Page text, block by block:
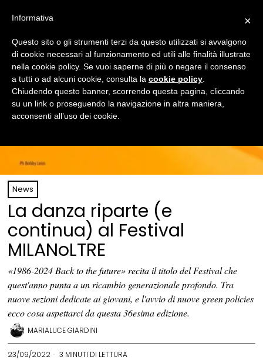
News
La danza riparte (e
continua) al Festival
MILANoLTRE
«1986-2024 Back to the future» recita il titolo del Festival che
quest'anno punta a un ricambio generazionale profondo. Tra
nuove sezioni dedicate ai giovani, e l'avvio di nuove green policies
ecco cosa aspettarci da questa 36esima edizione.
MARIALUCE GIARDINI
23/09/2022 3 MINUTI DI LETTURA
×
Informativa
Questo sito o gli strumenti terzi da questo utilizzati si avvalgono
di cookie necessari al funzionamento ed utili alle finalità illustrate
nella cookie policy. Se vuoi saperne di più o negare il consenso
a tutti o ad alcuni cookie, consulta la cookie policy
Chiudendo questo banner, scorrendo questa pagina, cliccando
su un link o proseguendo la navigazione in altra maniera,
acconsenti all’uso dei cookie.